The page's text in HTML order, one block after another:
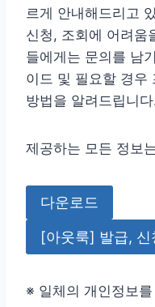
르게 안내해드리고
신청, 조회에 어려움
들에게는 문의를 남
이드 및 필요할 경우
방법을 알려드립니
제공하는 모든 정보
다운로드
[아웃룩] 발급,
※ 일체의 개인정보